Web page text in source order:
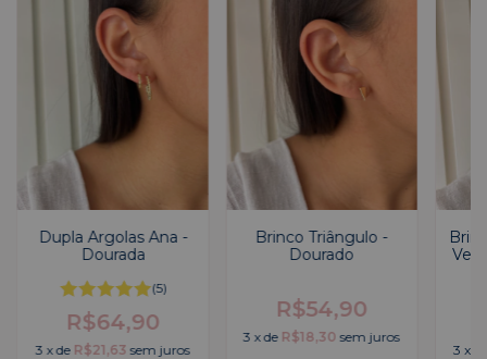
Dupla Argolas Ana -
Dourada
(5)
R$64,90
3 xde R$21,63 sem juros
Brinco Triângulo -
Dourado
R$54,90
3 xde R$18,30 sem juros
3 x